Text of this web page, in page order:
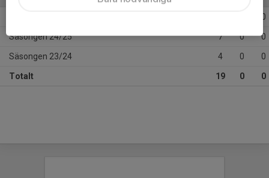
0
Säsongen 24/25 7 0 0
Säsongen 23/24 4 0 0
Totalt 19 0 0